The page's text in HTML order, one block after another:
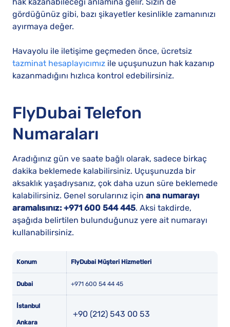
gördüğünüz gibi, bazı şikayetler kesinlikle zamanınızı
ayırmaya değer.
Havayolu ile iletişime geçmeden önce, ücretsiz
tazminat hesaplayıcımız ile uçuşunuzun hak kazanıp
kazanmadığını hızlıca kontrol edebilirsiniz.
FlyDubai Telefon
Numaraları
Aradığınız gün ve saate bağlı olarak, sadece birkaç
dakika beklemede kalabilirsiniz. Uçuşunuzda bir
aksaklık yaşadıysanız, çok daha uzun süre beklemede
kalabilirsiniz. Genel sorularınız için ana numarayı
aramalısınız: +971 600 544 445. Aksi takdirde,
aşağıda belirtilen bulunduğunuz yere ait numarayı
kullanabilirsiniz.
Konum FlyDubai Müşteri Hizmetleri
Dubai +971 600 54 44 45
İstanbul
Ankara
+90 (212) 543 00 53